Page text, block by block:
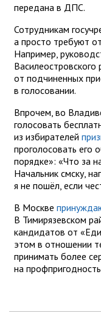
передана в ДПС.
Сотрудникам
а просто требуют
Например,
Василеостровского
от подчиненных
в голосовании.
Впрочем, во
голосовать
из избирателей
проголосовать его
порядке»: «Что за
Начальник смску,
я не пошёл, если
В Москве
В Тимирязевском
кандидатов от
этом в отношении
принимать более
на